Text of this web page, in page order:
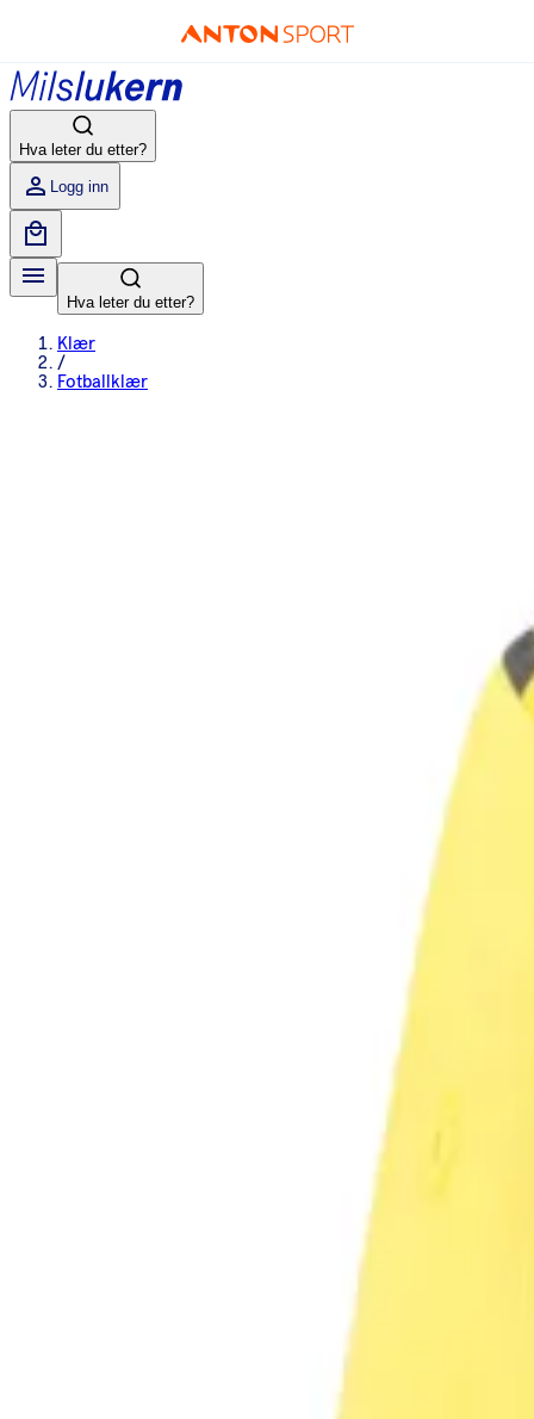
Hva leter du etter?
Logg inn
Hva leter du etter?
Klær
/
Fotballklær